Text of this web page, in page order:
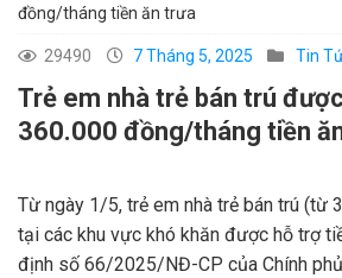
đồng/tháng tiền ăn trưa
29490 7 Tháng 5, 2025 Tin
Trẻ em nhà trẻ bán trú
360.000 đồng/tháng tiền
Từ ngày 1/5, trẻ em nhà trẻ bán trú (từ
tại các khu vực khó khăn được hỗ trợ
định số 66/2025/NĐ-CP của Chính